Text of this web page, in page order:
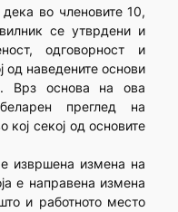
во членовите 10,
се утврдени и
одговорност и
од наведените основи
Врз основа на ова
преглед на
кој секој од основите
извршена измена на
е направена измена
и работното место